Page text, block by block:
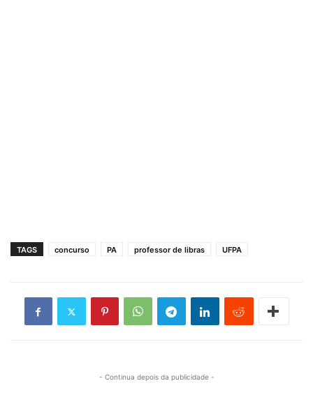
TAGS concurso PA professor de libras UFPA
- Continua depois da publicidade -